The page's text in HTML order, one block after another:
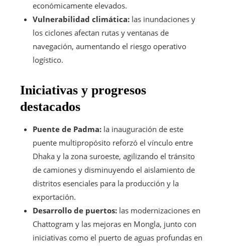
económicamente elevados.
Vulnerabilidad climática: las inundaciones y
los ciclones afectan rutas y ventanas de
navegación, aumentando el riesgo operativo
logístico.
Iniciativas y progresos
destacados
Puente de Padma: la inauguración de este
puente multipropósito reforzó el vínculo entre
Dhaka y la zona suroeste, agilizando el tránsito
de camiones y disminuyendo el aislamiento de
distritos esenciales para la producción y la
exportación.
Desarrollo de puertos: las modernizaciones en
Chattogram y las mejoras en Mongla, junto con
iniciativas como el puerto de aguas profundas en